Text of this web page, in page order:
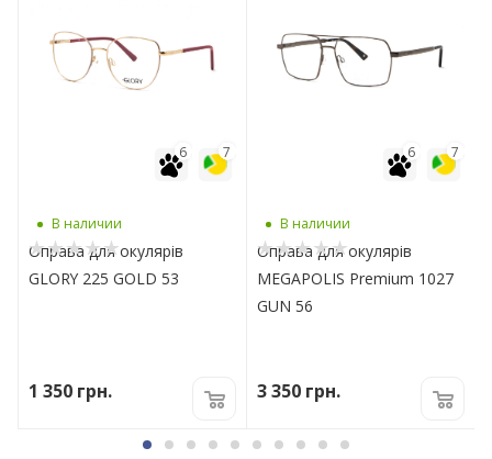
7
6
В наличии
Оправа для окулярів
GLORY 225 GOLD 53
1 350 грн.
7
6
В наличии
Оправа для окулярів
MEGAPOLIS Premium 1027
GUN 56
3 350 грн.